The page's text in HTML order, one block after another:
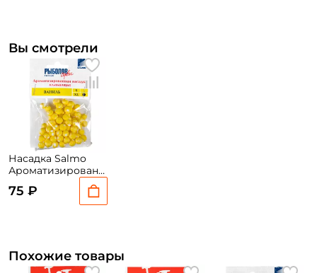
Вы смотрели
Насадка Salmo
Ароматизированная
XL ВАНИЛЬ кисл.
жел.
75 ₽
Похожие товары